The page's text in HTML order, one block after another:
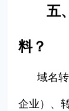
五
料？
域名
企业）、